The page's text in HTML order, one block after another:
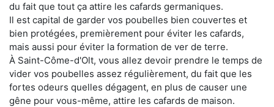
du fait que tout ça attire les cafards germaniques.
Il est capital de garder vos poubelles bien couvertes et
bien protégées, premièrement pour éviter les cafards,
mais aussi pour éviter la formation de ver de terre.
À Saint-Côme-d'Olt, vous allez devoir prendre le temps de
vider vos poubelles assez régulièrement, du fait que les
fortes odeurs quelles dégagent, en plus de causer une
gêne pour vous-même, attire les cafards de maison.